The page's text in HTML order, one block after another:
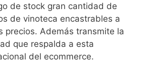
de stock gran cantidad de
de vinoteca encastrables a
precios. Además transmite la
que respalda a esta
del ecommerce.